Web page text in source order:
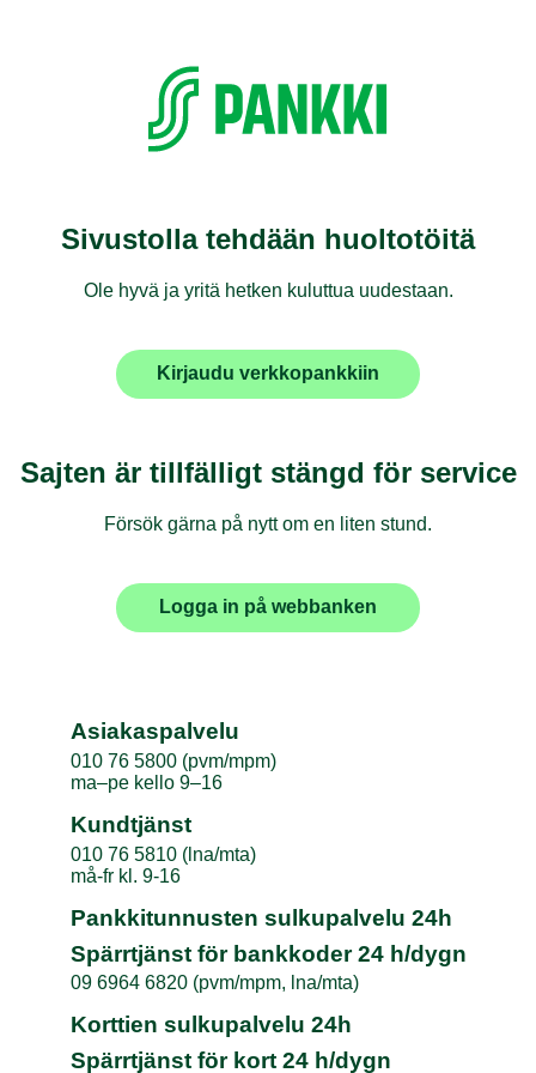
Sivustolla tehdään huoltotöitä
Ole hyvä ja yritä hetken kuluttua uudestaan.
Kirjaudu verkkopankkiin
Sajten är tillfälligt stängd för service
Försök gärna på nytt om en liten stund.
Logga in på webbanken
Asiakaspalvelu
010 76 5800 (pvm/mpm)
ma–pe kello 9–16
Kundtjänst
010 76 5810 (lna/mta)
må-fr kl. 9-16
Pankkitunnusten sulkupalvelu 24h
Spärrtjänst för bankkoder 24 h/dygn
09 6964 6820 (pvm/mpm, lna/mta)
Korttien sulkupalvelu 24h
Spärrtjänst för kort 24 h/dygn